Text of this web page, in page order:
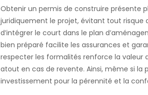
Obtenir un permis de construire présente
juridiquement le projet, évitant tout risque
d’intégrer le court dans le plan
bien préparé facilite les assurances et
respecter les formalités renforce la valeur
atout en cas de revente. Ainsi, même si
investissement pour la pérennité et la